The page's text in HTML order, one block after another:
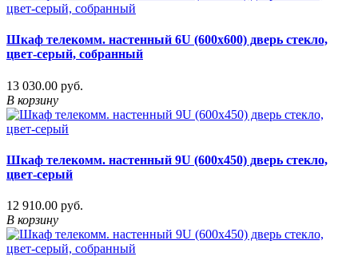
Шкаф телекомм. настенный 6U (600x600) дверь стекло,
цвет-серый, собранный
13 030.00 руб.
В корзину
Шкаф телекомм. настенный 9U (600x450) дверь стекло,
цвет-серый
12 910.00 руб.
В корзину